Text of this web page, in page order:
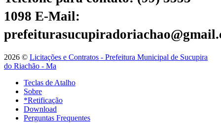
1098 E-Mail:
2026 © Licitações e Contratos - Prefeitura Municipal de Sucupira
do Riachão - Ma
Teclas de Atalho
Sobre
*Retificação
Download
Perguntas Frequentes